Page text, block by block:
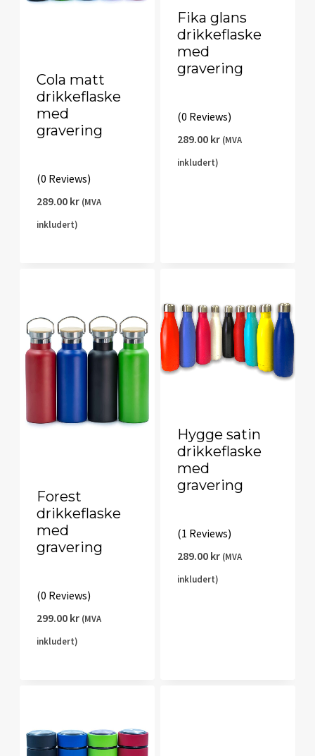
Cola matt
drikkeflaske
med
gravering
(0 Reviews)
289.00 kr (MVA
inkludert)
Fika glans
drikkeflaske
med
gravering
(0 Reviews)
289.00 kr (MVA
inkludert)
Forest
drikkeflaske
med
gravering
(0 Reviews)
299.00 kr (MVA
inkludert)
Hygge satin
drikkeflaske
med
gravering
(1 Reviews)
289.00 kr (MVA
inkludert)